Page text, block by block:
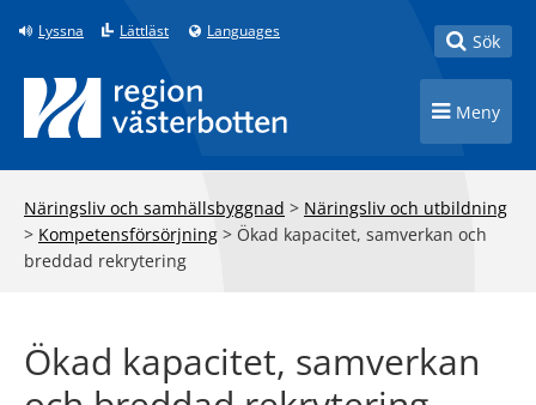
Till innehåll på sidan
Lyssna Lättläst Languages Toggle
Sök
Toggle
Meny
Näringsliv och samhällsbyggnad > Näringsliv och utbildning
> Kompetensförsörjning > Ökad kapacitet, samverkan och
breddad rekrytering
Ökad kapacitet, samverkan